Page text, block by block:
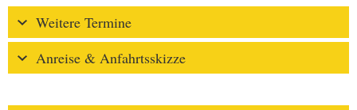
Weitere Termine
Anreise & Anfahrtsskizze